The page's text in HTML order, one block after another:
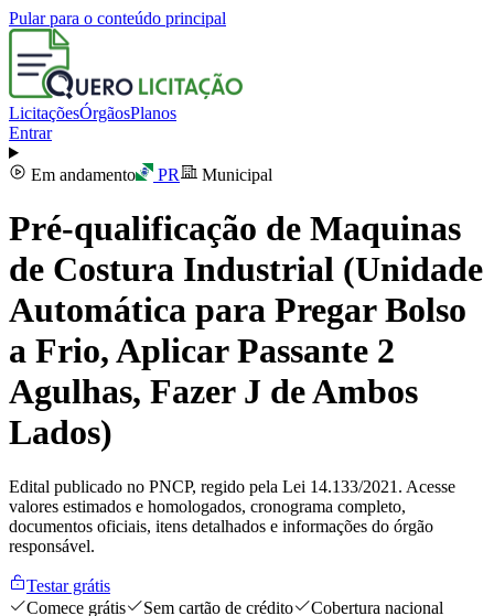
Pular para o conteúdo principal
LicitaçõesÓrgãosPlanos
Entrar
Em andamento PR Municipal
Pré-qualificação de Maquinas
de Costura Industrial (Unidade
Automática para Pregar Bolso
a Frio, Aplicar Passante 2
Agulhas, Fazer J de Ambos
Lados)
Edital publicado no PNCP, regido pela Lei 14.133/2021. Acesse
valores estimados e homologados, cronograma completo,
documentos oficiais, itens detalhados e informações do órgão
responsável.
Testar grátis
Comece grátis
Sem cartão de crédito
Cobertura nacional